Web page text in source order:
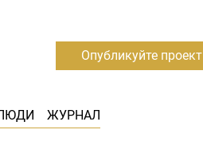
ЖУРНАЛ
Опубликуйте проект